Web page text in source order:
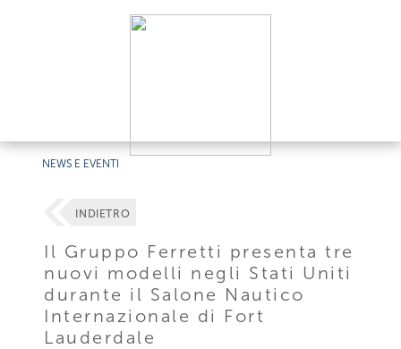
NEWS E EVENTI
INDIETRO
Il Gruppo Ferretti presenta tre
nuovi modelli negli Stati Uniti
durante il Salone Nautico
Internazionale di Fort
Lauderdale